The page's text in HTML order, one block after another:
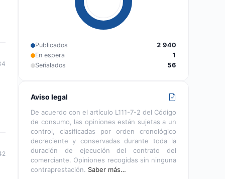
Publicados
2 940
En espera
1
Señalados
56
Aviso legal
De acuerdo con el artículo L111-7-2 del Código
de consumo, las opiniones están sujetas a un
control, clasificadas por orden cronológico
decreciente y conservadas durante toda la
duración de ejecución del contrato del
comerciante. Opiniones recogidas sin ninguna
contraprestación. Saber más…